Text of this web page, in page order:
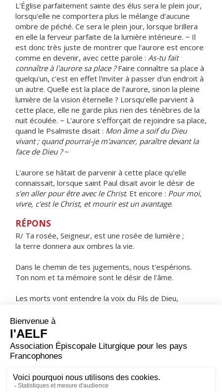
L'Église parfaitement sainte des élus sera le plein jour,
lorsqu'elle ne comportera plus le mélange d'aucune
ombre de péché. Ce sera le plein jour, lorsque brillera
en elle la ferveur parfaite de la lumière intérieure. ~ Il
est donc très juste de montrer que l'aurore est encore
comme en devenir, avec cette parole : As-tu fait
connaître à l'aurore sa place ?Faire connaître sa place à
quelqu'un, c'est en effet l'inviter à passer d'un endroit à
un autre. Quelle est la place de l'aurore, sinon la pleine
lumière de la vision éternelle ? Lorsqu'elle parvient à
cette place, elle ne garde plus rien des ténèbres de la
nuit écoulée. ~ L'aurore s'efforçait de rejoindre sa place,
quand le Psalmiste disait : Mon âme a soif du Dieu
vivant ; quand pourrai-je m'avancer, paraître devant la
face de Dieu ?~
L'aurore se hâtait de parvenir à cette place qu'elle
connaissait, lorsque saint Paul disait avoir le désir de
s'en aller pour être avec le Christ. Et encore : Pour moi,
vivre, c'est le Christ, et mourir est un avantage.
RÉPONS
R/ Ta rosée, Seigneur, est une rosée de lumière ;
la terre donnera aux ombres la vie.
Dans le chemin de tes jugements, nous t'espérions.
Ton nom et ta mémoire sont le désir de l'âme.
Les morts vont entendre la voix du Fils de Dieu,
ORAISON
Assiste tes enfants, Seigneur, et montre à ceux qui
t'avoir pour Créateur et Providence : restaure pour eux
ta création, et l'ayant renouvelée, protège-la.